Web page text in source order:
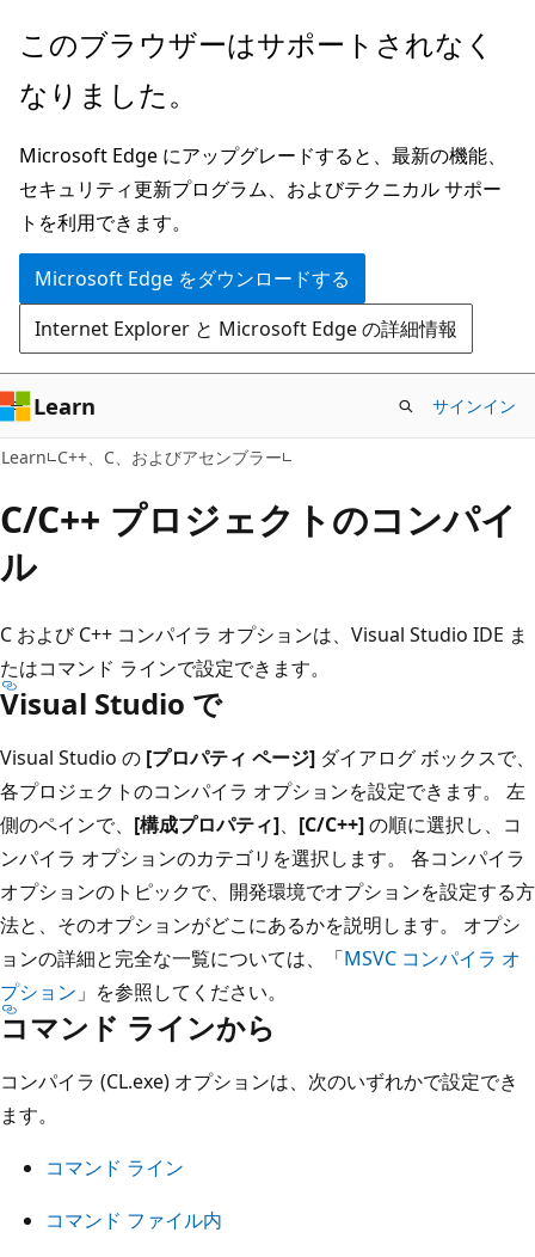
メ
ン
ン
テ
ン
ツ
に
ス
キ
ッ
プ
このブラウザーはサポートされなく
なりました。
Microsoft Edge にアップグレードすると、最新の機能、
セキュリティ更新プログラム、およびテクニカル サポー
トを利用できます。
Microsoft Edge をダウンロードする
Internet Explorer と Microsoft Edge の詳細情報
Learn サインイン
Learn C++、C、およびアセンブラー
C/C++ プロジェクトのコンパイ
ル
C および C++ コンパイラ オプションは、Visual Studio IDE ま
たはコマンド ラインで設定できます。
Visual Studio で
Visual Studio の [プロパティ ページ] ダイアログ ボックスで、
各プロジェクトのコンパイラ オプションを設定できます。 左
側のペインで、 [構成プロパティ]、 [C/C++]の順に選択し、コ
ンパイラ オプションのカテゴリを選択します。 各コンパイラ
オプションのトピックで、開発環境でオプションを設定する方
法と、そのオプションがどこにあるかを説明します。 オプシ
ョンの詳細と完全な一覧については、「MSVC コンパイラ オ
プション 」を参照してください。
コマンド ラインから
コンパイラ (CL.exe) オプションは、次のいずれかで設定でき
ます。
コマンド ライン
コマンド ファイル内